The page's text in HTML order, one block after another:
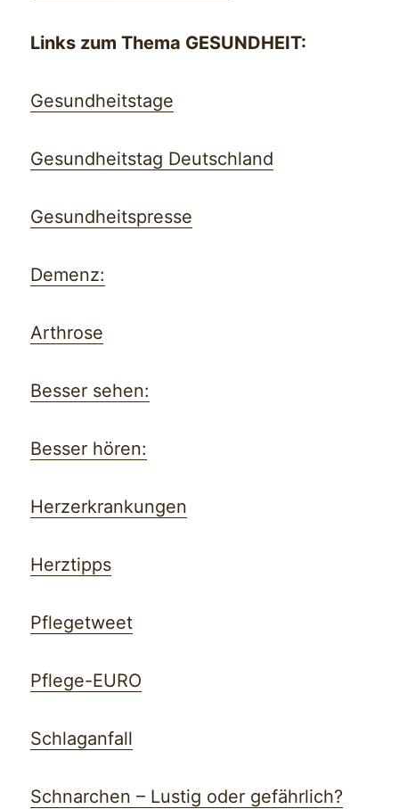
Links zum Thema GESUNDHEIT:
Gesundheitstage
Gesundheitstag Deutschland
Gesundheitspresse
Demenz:
Arthrose
Besser sehen:
Besser hören:
Herzerkrankungen
Herztipps
Pflegetweet
Pflege-EURO
Schlaganfall
Schnarchen – Lustig oder gefährlich?